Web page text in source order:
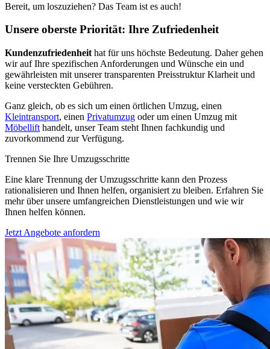
Bereit, um loszuziehen? Das Team ist es auch!
Unsere oberste Priorität: Ihre Zufriedenheit
Kundenzufriedenheit hat für uns höchste Bedeutung. Daher gehen
wir auf Ihre spezifischen Anforderungen und Wünsche ein und
gewährleisten mit unserer transparenten Preisstruktur Klarheit und
keine versteckten Gebühren.
Ganz gleich, ob es sich um einen örtlichen Umzug, einen
Kleintransport, einen Privatumzug oder um einen Umzug mit
Möbellift handelt, unser Team steht Ihnen fachkundig und
zuvorkommend zur Verfügung.
Trennen Sie Ihre Umzugsschritte
Eine klare Trennung der Umzugsschritte kann den Prozess
rationalisieren und Ihnen helfen, organisiert zu bleiben. Erfahren Sie
mehr über unsere umfangreichen Dienstleistungen und wie wir
Ihnen helfen können.
Jetzt Angebote anfordern